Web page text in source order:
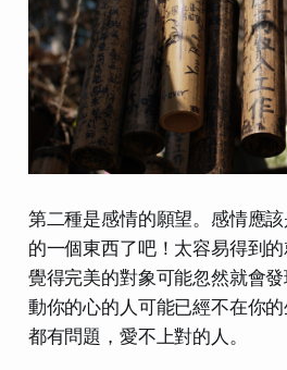
第二種是感情的願望。感情應
的一個東西了吧！太容易得到
覺得完美的對象可能忽然就會
動你的心的人可能已經不在你
都有問題，愛不上對的人。